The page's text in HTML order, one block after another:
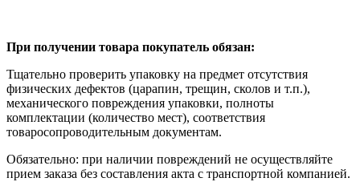
При получении товара покупатель обязан:
Тщательно проверить упаковку на предмет отсутствия
физических дефектов (царапин, трещин, сколов и т.п.),
механического повреждения упаковки, полноты
комплектации (количество мест), соответствия
товаросопроводительным документам.
Обязательно: при наличии повреждений не осуществляйте
прием заказа без составления акта с транспортной компанией.